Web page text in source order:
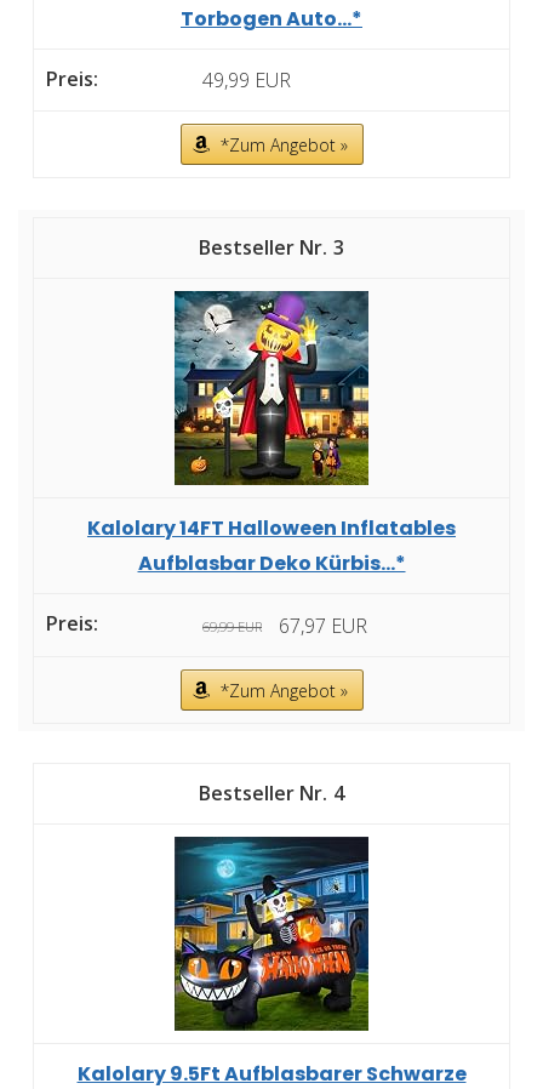
Torbogen Auto...*
49,99 EUR
*Zum Angebot »
3
Kalolary 14FT Halloween Inflatables
Aufblasbar Deko Kürbis...*
69,99 EUR 67,97 EUR
*Zum Angebot »
4
Kalolary 9.5Ft Aufblasbarer Schwarze